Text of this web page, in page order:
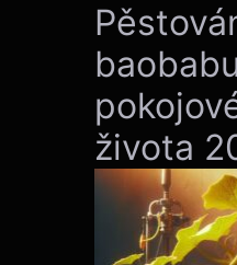
života